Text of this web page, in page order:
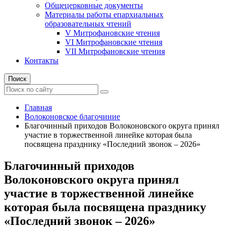
Общецерковные документы
Материалы работы епархиальных
образовательных чтений
V Митрофановские чтения
VI Митрофановские чтения
VII Митрофановские чтения
Контакты
Поиск
Главная
Волоконовское благочиние
Благочинный приходов Волоконовского округа принял
участие в торжественной линейке которая была
посвящена празднику «Последний звонок – 2026»
Благочинный приходов
Волоконовского округа принял
участие в торжественной линейке
которая была посвящена празднику
«Последний звонок – 2026»